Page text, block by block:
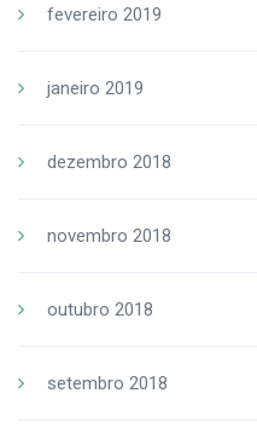
fevereiro 2019
janeiro 2019
dezembro 2018
novembro 2018
outubro 2018
setembro 2018